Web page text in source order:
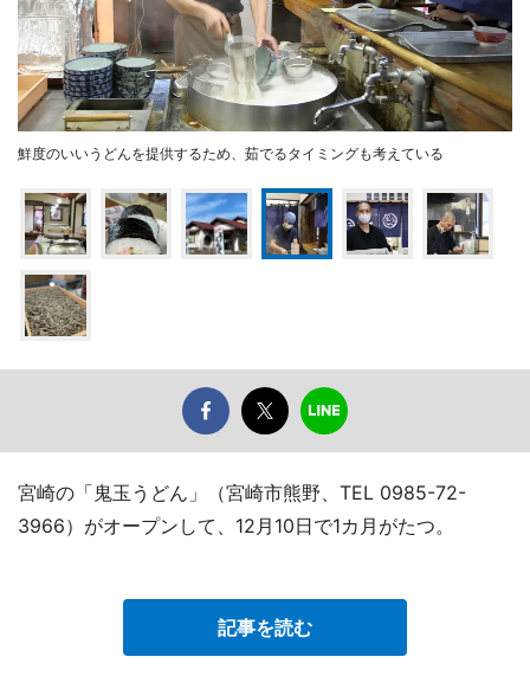
鮮度のいいうどんを提供するため、茹でるタイミングも考えている
宮崎の「鬼玉うどん」（宮崎市熊野、TEL 0985-72-
3966）がオープンして、12月10日で1カ月がたつ。
記事を読む